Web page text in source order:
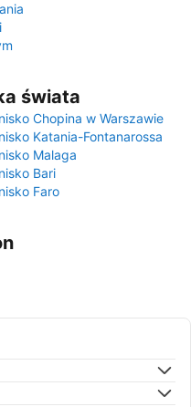
świata
Chopina w Warszawie
Katania-Fontanarossa
Malaga
Bari
Faro